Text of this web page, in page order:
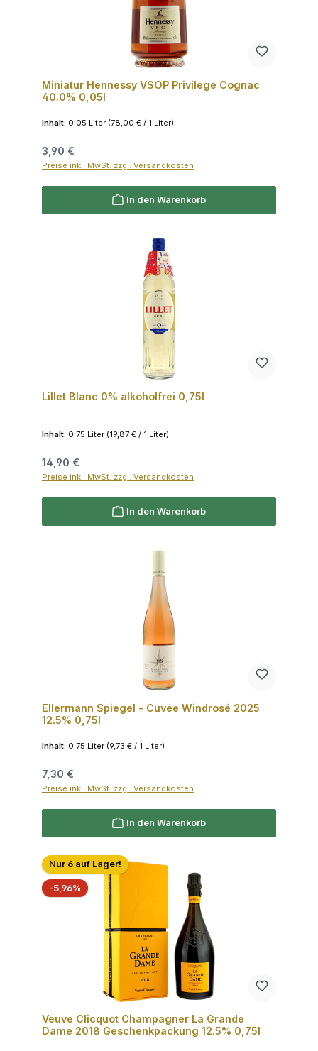
Miniatur Hennessy VSOP Privilege Cognac
40.0% 0,05l
Inhalt: 0.05 Liter (78,00 € / 1 Liter)
Regulärer Preis:
3,90 €
Preise inkl. MwSt. zzgl. Versandkosten
In den Warenkorb
Lillet Blanc 0% alkoholfrei 0,75l
Inhalt: 0.75 Liter (19,87 € / 1 Liter)
Regulärer Preis:
14,90 €
Preise inkl. MwSt. zzgl. Versandkosten
In den Warenkorb
Ellermann Spiegel - Cuvée Windrosé 2025
12.5% 0,75l
Inhalt: 0.75 Liter (9,73 € / 1 Liter)
Regulärer Preis:
7,30 €
Preise inkl. MwSt. zzgl. Versandkosten
In den Warenkorb
Nur 6 auf Lager!
-5,96%Rabatt
Veuve Clicquot Champagner La Grande
Dame 2018 Geschenkpackung 12.5% 0,75l